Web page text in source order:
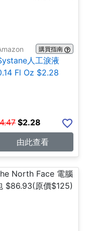
購買指南
人工淚液
Fl Oz $2.28
4.47 $2.28
由此查看